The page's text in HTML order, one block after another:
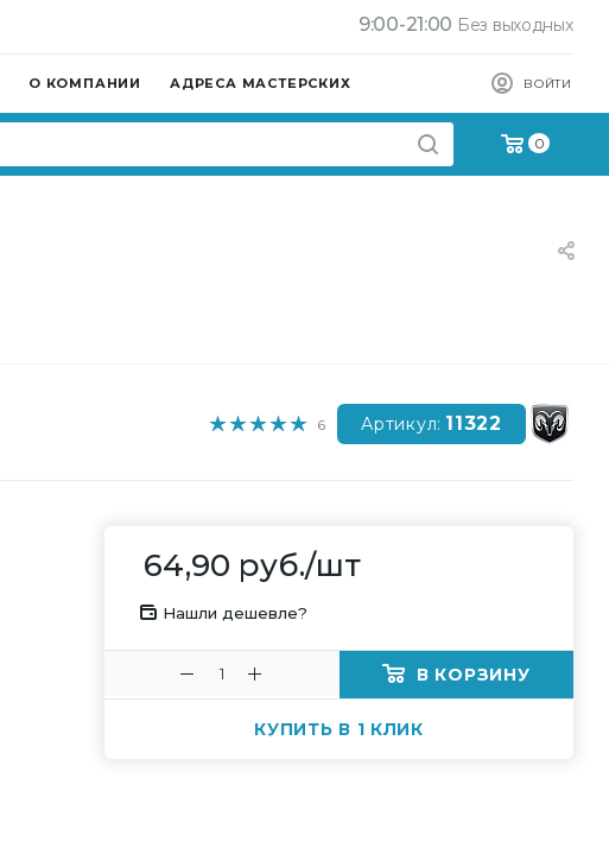
9:00-21:00 Без выходных
ВОЙТИ
О КОМПАНИИ АДРЕСА МАСТЕРСКИХ
0
6 Артикул: 11322
64,90 руб./шт
Нашли дешевле?
В КОРЗИНУ
КУПИТЬ В 1 КЛИК